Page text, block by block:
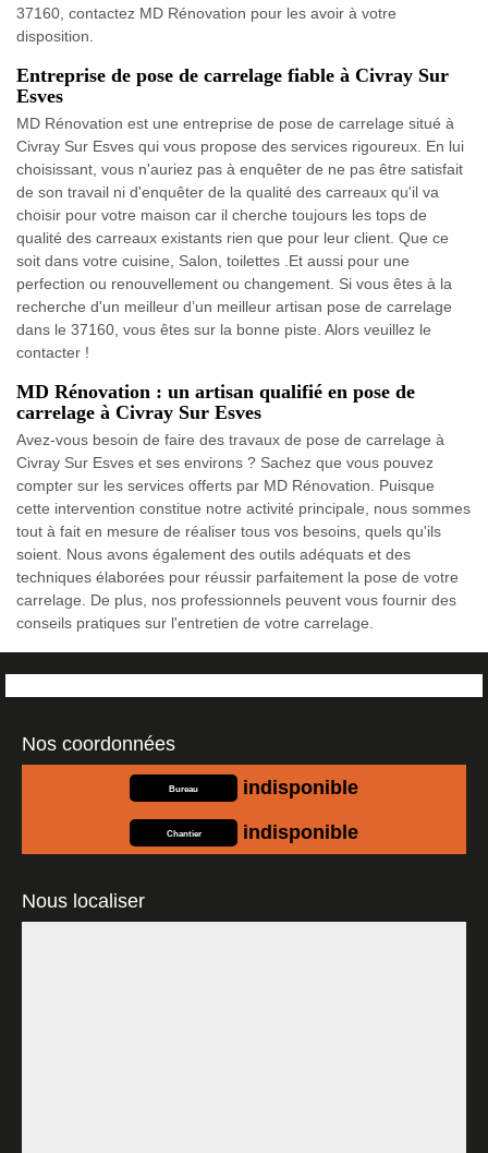
37160, contactez MD Rénovation pour les avoir à votre
disposition.
Entreprise de pose de carrelage fiable à Civray Sur
Esves
MD Rénovation est une entreprise de pose de carrelage situé à
Civray Sur Esves qui vous propose des services rigoureux. En lui
choisissant, vous n'auriez pas à enquêter de ne pas être satisfait
de son travail ni d'enquêter de la qualité des carreaux qu'il va
choisir pour votre maison car il cherche toujours les tops de
qualité des carreaux existants rien que pour leur client. Que ce
soit dans votre cuisine, Salon, toilettes .Et aussi pour une
perfection ou renouvellement ou changement. Si vous êtes à la
recherche d'un meilleur d’un meilleur artisan pose de carrelage
dans le 37160, vous êtes sur la bonne piste. Alors veuillez le
contacter !
MD Rénovation : un artisan qualifié en pose de
carrelage à Civray Sur Esves
Avez-vous besoin de faire des travaux de pose de carrelage à
Civray Sur Esves et ses environs ? Sachez que vous pouvez
compter sur les services offerts par MD Rénovation. Puisque
cette intervention constitue notre activité principale, nous sommes
tout à fait en mesure de réaliser tous vos besoins, quels qu'ils
soient. Nous avons également des outils adéquats et des
techniques élaborées pour réussir parfaitement la pose de votre
carrelage. De plus, nos professionnels peuvent vous fournir des
conseils pratiques sur l'entretien de votre carrelage.
Nos coordonnées
Bureau indisponible
Chantier indisponible
Nous localiser